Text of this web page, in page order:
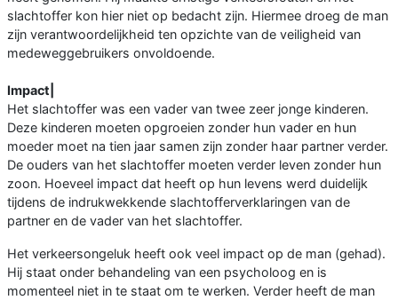
slachtoffer kon hier niet op bedacht zijn. Hiermee droeg de man
zijn verantwoordelijkheid ten opzichte van de veiligheid van
medeweggebruikers onvoldoende.
Impact|
Het slachtoffer was een vader van twee zeer jonge kinderen.
Deze kinderen moeten opgroeien zonder hun vader en hun
moeder moet na tien jaar samen zijn zonder haar partner verder.
De ouders van het slachtoffer moeten verder leven zonder hun
zoon. Hoeveel impact dat heeft op hun levens werd duidelijk
tijdens de indrukwekkende slachtofferverklaringen van de
partner en de vader van het slachtoffer.
Het verkeersongeluk heeft ook veel impact op de man (gehad).
Hij staat onder behandeling van een psycholoog en is
momenteel niet in te staat om te werken. Verder heeft de man